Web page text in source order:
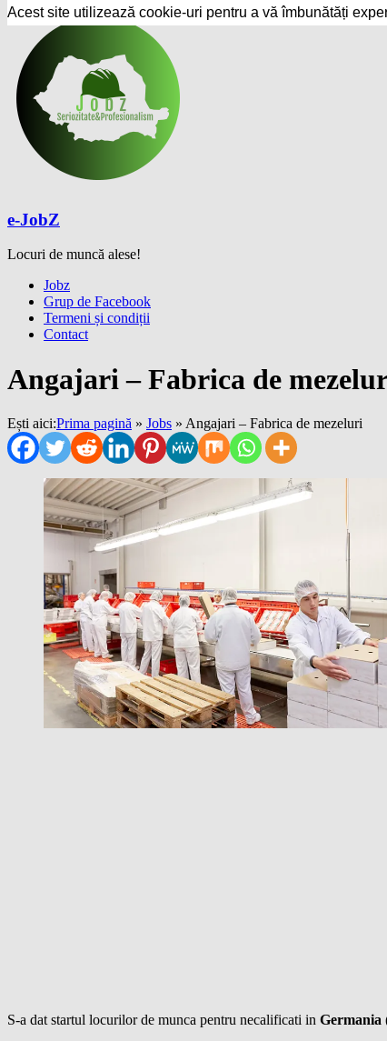
Skip
to
content
e-JobZ
Locuri de muncă alese!
Meniu Jobz
Grup de Facebook
Termeni și condiții
Contact
Angajari – Fabrica de
Ești aici:Prima pagină » Jobs » Angajari – Fabrica de mezeluri
S-a dat startul locurilor de munca pentru necalificati in
Acest site utilizează cookie-uri pentru a vă îmbunătăți